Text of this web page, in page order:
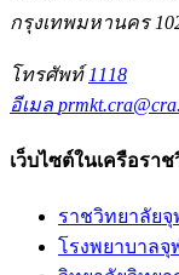
กรุงเทพมหานคร
โทรศัพท์ 1118
อีเมล
เว็บไซต์ในเครือรา
ราชวิทยาลัย
โรงพยาบาล